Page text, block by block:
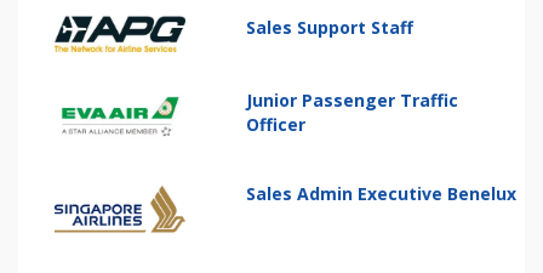
Sales Support Staff
Junior Passenger Traffic
Officer
Sales Admin Executive Benelux